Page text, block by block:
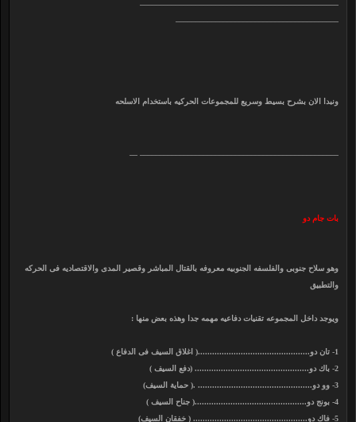
ونبدا الان بشرح بسيط وسريع للمجموعات الحركيه باستخدام الاسلحه
بات جام دو
وهو سلاح جنوبى والفلسفه الجنوبيه معروفه بالقتال المباشر وقصير المدى والاقتصاديه فى الحركه
والتطبيق
ويوجد داخل المجموعه تقنيات دفاعيه مهمه جدا وهذه بعض منها :
1- تان دو...............................................( اغلاق السيف فى الدفاع )
2- باك دو................................................ (دفع السيف )
3- وو دو................................................ .( حماية السيف)
4- بونج دو...............................................( جناح السيف )
5- فاك دو................................................ ( خفقان السيف)